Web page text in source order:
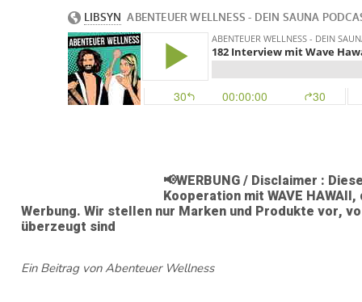
📢WERBUNG / Disclaimer :
Kooperation mit WAVE
Werbung. Wir stellen nur Marken und Produkte vor,
überzeugt sind
Ein Beitrag von Abenteuer Wellness